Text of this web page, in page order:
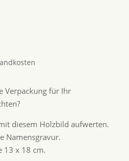
Verpackung für Ihr
diesem Holzbild aufwerten.
Namensgravur.
13 x 18 cm.